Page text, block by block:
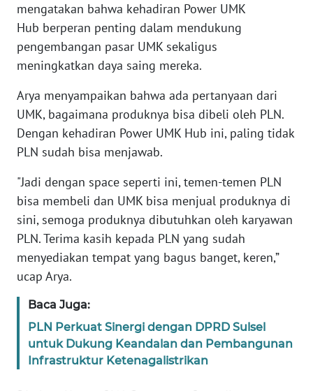
mengatakan bahwa kehadiran Power UMK
Hub berperan penting dalam mendukung
pengembangan pasar UMK sekaligus
meningkatkan daya saing mereka.
Arya menyampaikan bahwa ada pertanyaan dari
UMK, bagaimana produknya bisa dibeli oleh PLN.
Dengan kehadiran Power UMK Hub ini, paling tidak
PLN sudah bisa menjawab.
"Jadi dengan space seperti ini, temen-temen PLN
bisa membeli dan UMK bisa menjual produknya di
sini, semoga produknya dibutuhkan oleh karyawan
PLN. Terima kasih kepada PLN yang sudah
menyediakan tempat yang bagus banget, keren,”
ucap Arya.
Baca Juga:
PLN Perkuat Sinergi dengan DPRD Sulsel
untuk Dukung Keandalan dan Pembangunan
Infrastruktur Ketenagalistrikan
REDAKSI
KARIR
DISCLAIMER
Wahana
News
Regional
WN
JAKARTA
WN
WN
BANTEN